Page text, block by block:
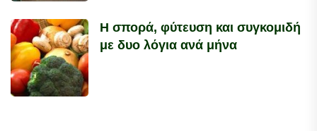
Η σπορά, φύτευση και συγκομιδή
με δυο λόγια ανά μήνα